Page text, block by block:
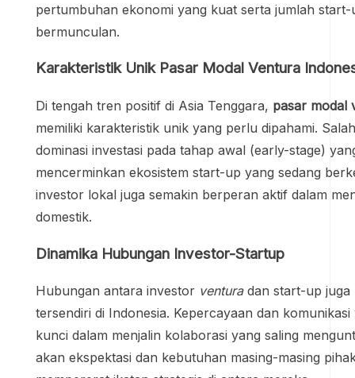
pertumbuhan ekonomi yang kuat serta jumlah
bermunculan.
Karakteristik Unik Pasar Modal Ventura
Di tengah tren positif di Asia Tenggara, pasar modal
memiliki karakteristik unik yang perlu dipahami.
dominasi investasi pada tahap awal (early-stage)
mencerminkan ekosistem start-up yang sedang
investor lokal juga semakin berperan aktif dalam
domestik.
Dinamika Hubungan Investor-Startup
Hubungan antara investor venturadan start-up juga
tersendiri di Indonesia. Kepercayaan dan komunikasi
kunci dalam menjalin kolaborasi yang saling
akan ekspektasi dan kebutuhan masing-masing